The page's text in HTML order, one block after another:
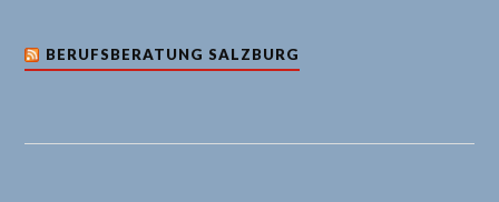
BERUFSBERATUNG SALZBURG